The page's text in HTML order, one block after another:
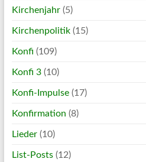
Kirchenjahr(5)
Kirchenpolitik(15)
Konfi (109)
Konfi 3(10)
Konfi-Impulse(17)
Konfirmation (8)
Lieder(10)
List-Posts(12)